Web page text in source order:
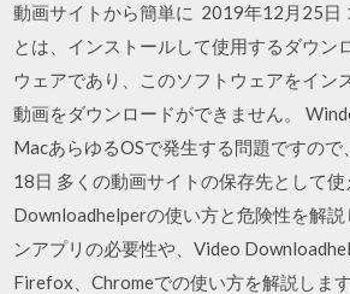
動画サイトから簡単に 2019年12月25日
とは、インストールして使用するダウン
ウェアであり、このソフトウェアをイン
動画をダウンロードができません。
MacあらゆるOSで発生する問題ですの
18日 多くの動画サイトの保存先として
Downloadhelperの使い方と危険性を解
ンアプリの必要性や、Video
Firefox、Chromeでの使い方を解説しま